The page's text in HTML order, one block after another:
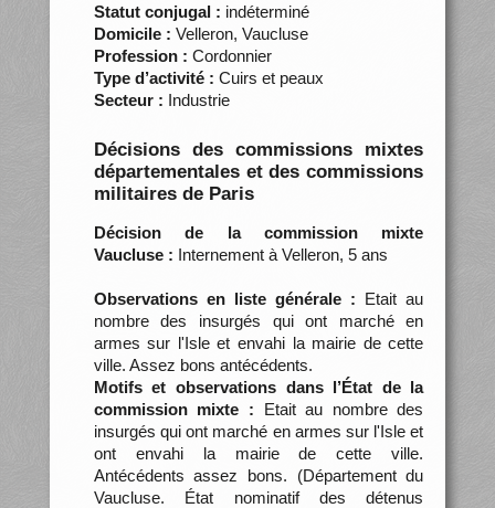
Statut conjugal : indéterminé
Domicile : Velleron, Vaucluse
Profession : Cordonnier
Type d’activité : Cuirs et peaux
Secteur : Industrie
Décisions des commissions mixtes
départementales et des commissions
militaires de Paris
Décision de la commission mixte
Vaucluse : Internement à Velleron, 5 ans
Observations en liste générale : Etait au
nombre des insurgés qui ont marché en
armes sur l'Isle et envahi la mairie de cette
ville. Assez bons antécédents.
Motifs et observations dans l’État de la
commission mixte : Etait au nombre des
insurgés qui ont marché en armes sur l'Isle et
ont envahi la mairie de cette ville.
Antécédents assez bons. (Département du
Vaucluse. État nominatif des détenus